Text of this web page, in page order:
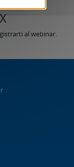
al webinar.